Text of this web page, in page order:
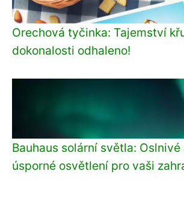
Orechová tyčinka: Tajemství
dokonalosti odhaleno!
Bauhaus solární světla:
úsporné osvětlení pro vaši